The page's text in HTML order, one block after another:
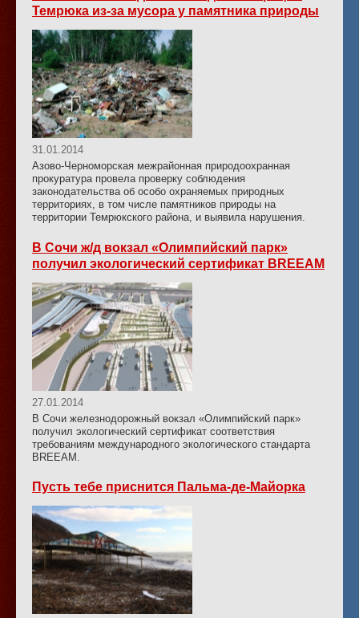
Темрюка из-за мусора у памятника природы
31.01.2014
Азово-Черноморская межрайонная природоохранная
прокуратура провела проверку соблюдения
законодательства об особо охраняемых природных
территориях, в том числе памятников природы на
территории Темрюкского района, и выявила нарушения.
В Сочи ж/д вокзал «Олимпийский парк»
получил экологический сертификат BREEAM
27.01.2014
В Сочи железнодорожный вокзал «Олимпийский парк»
получил экологический сертификат соответствия
требованиям международного экологического стандарта
BREEAM.
Пусть тебе приснится Пальма-де-Майорка